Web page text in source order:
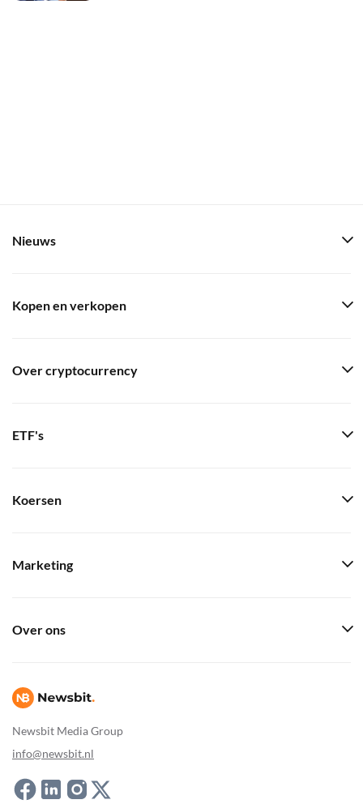
Newsbit Media Group
info@newsbit.nl
Nieuws
Kopen en verkopen
Over cryptocurrency
ETF's
Koersen
Marketing
Over ons